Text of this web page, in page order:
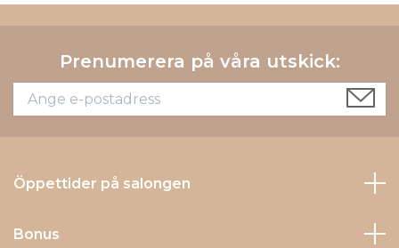
Prenumerera på våra utskick:
Öppettider på salongen
Bonus